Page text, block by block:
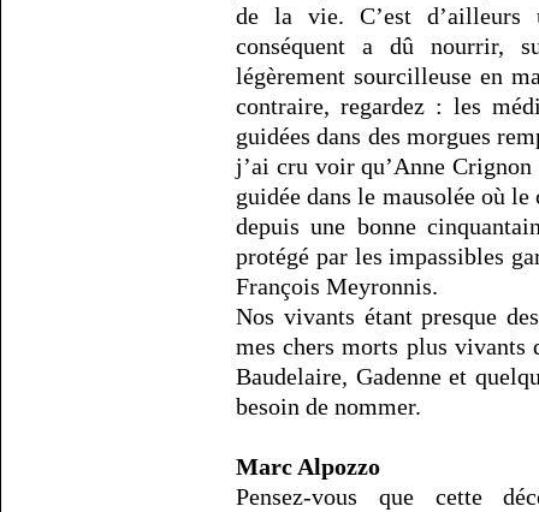
de la vie. C’est d’ailleurs
conséquent a dû nourrir,
légèrement sourcilleuse en
contraire, regardez : les
guidées dans des morgues
j’ai cru voir qu’Anne Crignon
guidée dans le mausolée où
depuis une bonne
protégé par les impassibles
François Meyronnis.
Nos vivants étant presque
mes chers morts plus vivants
Baudelaire, Gadenne et
besoin de nommer.
Marc Alpozzo
Pensez-vous que cette